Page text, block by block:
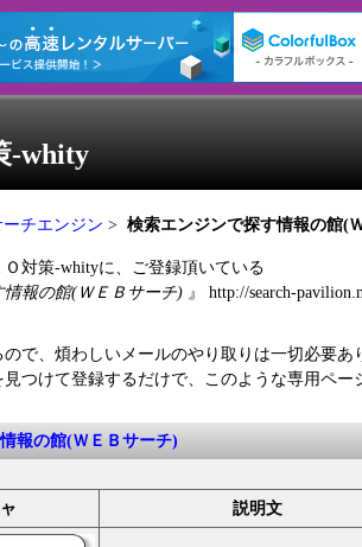
-whity
ーチエンジン > 検索エンジンで探す情報の館(
対策-whityに、ご登録頂いている
報の館(ＷＥＢサーチ) 』 http://search-
で、煩わしいメールのやり取りは一切必要あ
見つけて登録するだけで、このような専用ペー
報の館(ＷＥＢサーチ)
説明文